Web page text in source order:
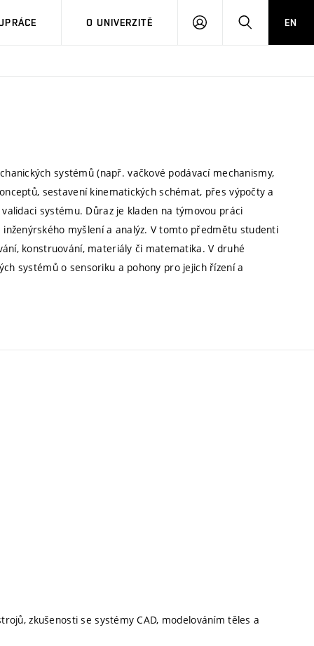
O UNIVERZITĚ
PŘIHLÁSIT HLEDATEN
systémů (např. vačkové podávací mechanismy,
sestavení kinematických schémat, přes výpočty a
systému. Důraz je kladen na týmovou práci
myšlení a analýz. V tomto předmětu studenti
konstruování, materiály či matematika. V druhé
systémů o sensoriku a pohony pro jejich řízení a
zkušenosti se systémy CAD, modelováním těles a